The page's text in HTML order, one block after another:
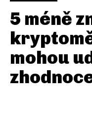
5 méně
mohou